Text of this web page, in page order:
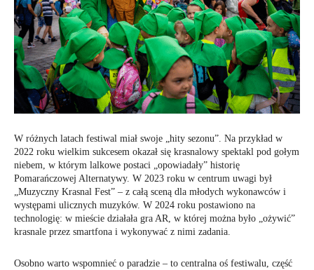
W różnych latach festiwal miał swoje „hity sezonu”. Na przykład w
2022 roku wielkim sukcesem okazał się krasnalowy spektakl pod gołym
niebem, w którym lalkowe postaci „opowiadały” historię
Pomarańczowej Alternatywy. W 2023 roku w centrum uwagi był
„Muzyczny Krasnal Fest” – z całą sceną dla młodych wykonawców i
występami ulicznych muzyków. W 2024 roku postawiono na
technologię: w mieście działała gra AR, w której można było „ożywić”
krasnale przez smartfona i wykonywać z nimi zadania.
Osobno warto wspomnieć o paradzie – to centralna oś festiwalu, część